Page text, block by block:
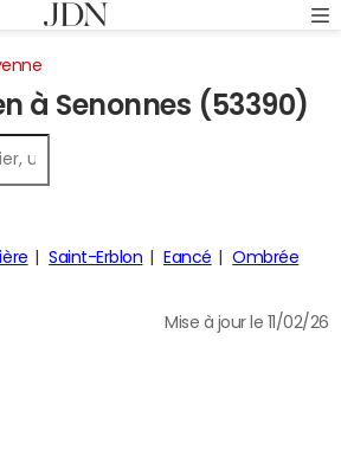
à Senonnes (53390)
Saint-Erblon Eancé
Ombrée
Mise à jour le 11/02/26